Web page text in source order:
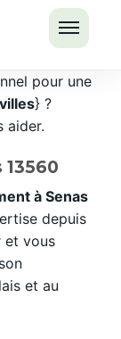
LE
pour une
} ?
aider.
à Senas
depuis
et vous
et au